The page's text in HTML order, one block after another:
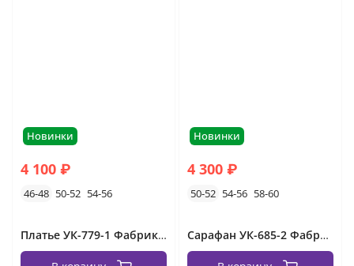
Новинки
4 100 ₽
46-48 50-52 54-56
Платье УК-779-1 Фабрика Моды
Новинки
4 300 ₽
50-52 54-56 58-60
Сарафан УК-685-2 Фабрика Моды